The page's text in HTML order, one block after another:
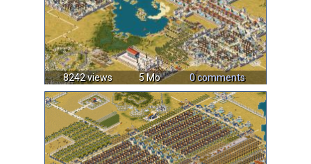
8242 views 5 Mo 0 comments